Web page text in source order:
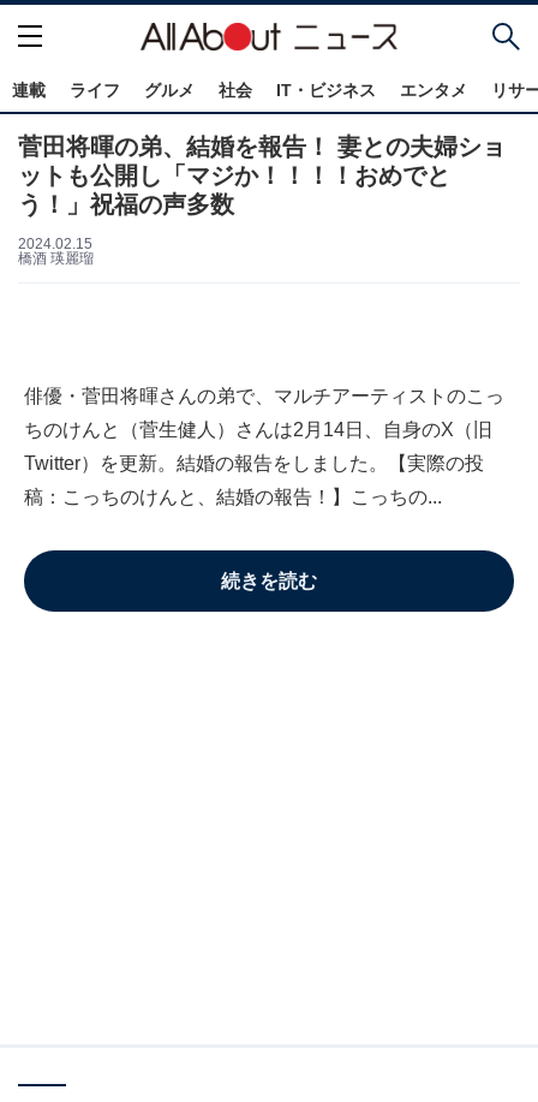
連載 ライフ グルメ 社会 IT・ビジネス エンタメ リサ
菅田将暉の弟、結婚を報告！ 妻との夫婦ショ
ットも公開し「マジか！！！！おめでと
う！」祝福の声多数
2024.02.15
橋酒 瑛麗瑠
俳優・菅田将暉さんの弟で、マルチアーティストのこっ
ちのけんと（菅生健人）さんは2月14日、自身のX（旧
Twitter）を更新。結婚の報告をしました。【実際の投
稿：こっちのけんと、結婚の報告！】こっちの...
続きを読む